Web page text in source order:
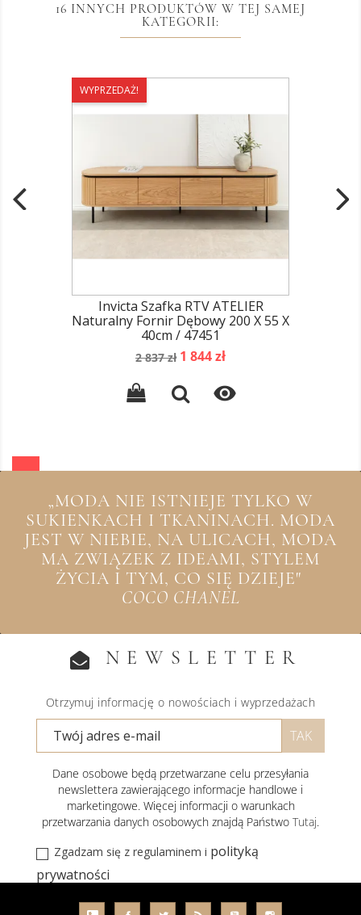
16 INNYCH PRODUKTÓW W TEJ SAMEJ
KATEGORII:
WYPRZEDAŻ!
Invicta Szafka RTV ATELIER
Naturalny Fornir Dębowy 200 X 55 X
40cm / 47451
Cena
2 837 zł Cena
1 844 zł

„MODA NIE ISTNIEJE TYLKO W
SUKIENKACH I TKANINACH. MODA
JEST W NIEBIE, NA ULICACH, MODA
MA ZWIĄZEK Z IDEAMI, STYLEM
ŻYCIA I TYM, CO SIĘ DZIEJE"
COCO CHANEL
NEWSLETTER
Otrzymuj informację o nowościach i wyprzedażach
Dane osobowe będą przetwarzane celu przesyłania
newslettera zawierającego informacje handlowe i
marketingowe. Więcej informacji o warunkach
przetwarzania danych osobowych znajdą Państwo Tutaj.
Zgadzam się z regulaminem i polityką
prywatności